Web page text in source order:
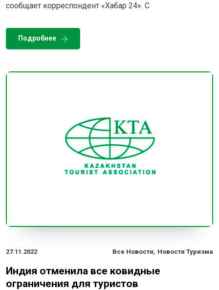
сообщает корреспондент «Хабар 24». С
Подробнее
27.11.2022 Все Новости, Новости Туризма
Индия отменила все ковидные
ограничения для туристов